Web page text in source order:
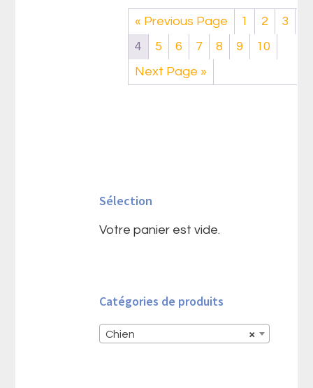
« Previous Page 1 2
3
4
5 6 7 8 9
10
Next Page »
principale
Sélection
Votre panier est vide.
Catégories de produits
×
Chien